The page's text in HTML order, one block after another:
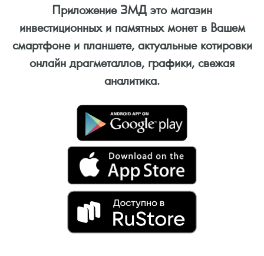
Приложение ЗМД это магазин
инвестиционных и памятных монет в Вашем
смартфоне и планшете, актуальные котировки
онлайн драгметаллов, графики, свежая
аналитика.